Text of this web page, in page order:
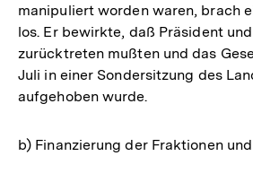
Auflösung
der
Fußnote
manipuliert worden waren, brach
los. Er bewirkte, daß Präsident
zurücktreten mußten und das
Juli in einer Sondersitzung des
aufgehoben wurde.
b) Finanzierung der Fraktionen